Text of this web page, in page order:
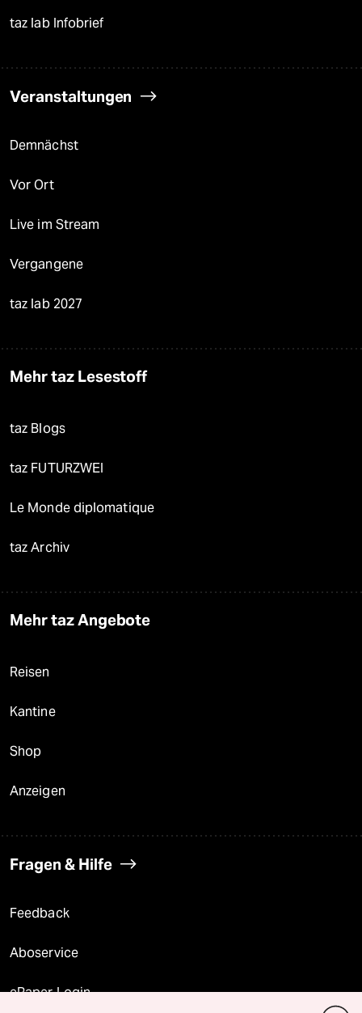
taz lab Infobrief
Veranstaltungen
Demnächst
Vor Ort
Live im Stream
Vergangene
taz lab 2027
Mehr taz Lesestoff
taz Blogs
taz FUTURZWEI
Le Monde diplomatique
taz Archiv
Mehr taz Angebote
Reisen
Kantine
Shop
Anzeigen
Fragen & Hilfe
Feedback
Aboservice
ePaper Login